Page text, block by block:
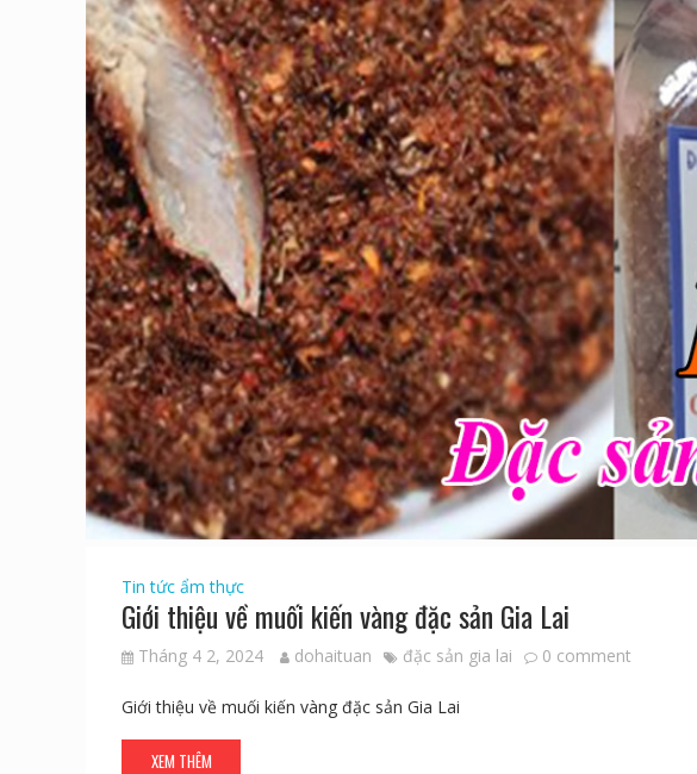
Tin tức ẩm thực
Giới thiệu về muối kiến vàng đặc sản Gia Lai
Tháng 4 2, 2024 dohaituan đặc sản gia lai 0 comment
Giới thiệu về muối kiến vàng đặc sản Gia Lai
XEM THÊM